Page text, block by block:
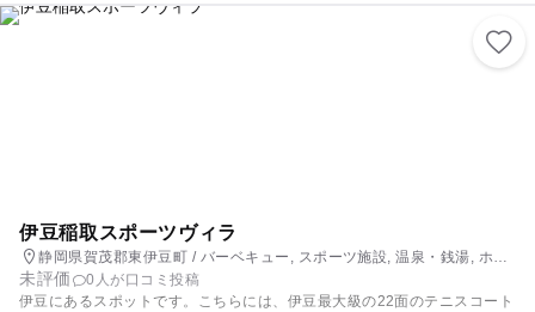
子さんでも、レシピを見ながらスタッフが親切に教えてくれるので、伊豆
のお土産も手作り出来ますね。 畑や休憩所からの景色も抜群。お天気の良
い日は伊豆七島の大島も見る事が出来ます。美しい海を見ながらのみかん
伊豆稲取スポーツヴィラ
静岡県賀茂郡東伊豆町 / バーベキュー, スポーツ施設, 温泉・銭湯, ホテ
ル・旅館
未評価
0人が口コミ投稿
伊豆にあるスポットです。こちらには、伊豆最大級の22面のテニスコート